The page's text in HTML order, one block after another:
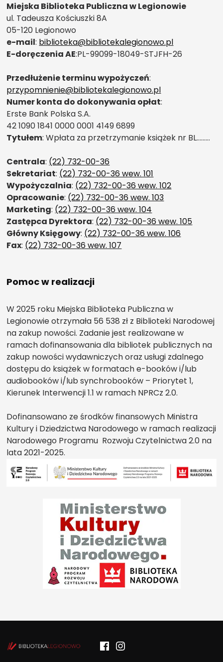
Miejska Biblioteka Publiczna w Legionowie
ul. Tadeusza Kościuszki 8A
05-120 Legionowo
e-mail: biblioteka@bibliotekalegionowo.pl
E-doręczenia AE:PL-99099-18049-STJFH-26
Przedłużenie terminu wypożyczeń:
przypomnienie@bibliotekalegionowo.pl
Numer konta do dokonywania opłat:
Erste Bank Polska S.A.
42 1090 1841 0000 0001 4149 6899
Tytułem: Wpłata za przetrzymanie książek nr BL………
Centrala: (22) 732-00-36
Sekretariat: (22) 732-00-36 wew. 101
Wypożyczalnia: (22) 732-00-36 wew. 102
Opracowanie: (22) 732-00-36 wew. 103
Marketing: (22) 732-00-36 wew. 104
Zastępca Dyrektora: (22) 732-00-36 wew. 105
Główny Księgowy: (22) 732-00-36 wew. 106
Fax: (22) 732-00-36 wew. 107
Pomoc w realizacji
W 2025 roku Miejska Biblioteka Publiczna w
Legionowie otrzymała 56 538 zł z Biblioteki Narodowej
na zakup nowości. Zadanie jest realizowane w
ramach dofinansowania dla bibliotek publicznych na
zakup nowości wydawniczych oraz usługi zdalnego
dostępu do książek w formatach e-booków i/lub
audiobooków i/lub synchrobooków – Priorytet 1,
Kierunek Interwencji 1.1 w ramach NPRCz 2.0.
Dofinansowano ze środków finansowych Ministra
Kultury i Dziedzictwa Narodowego w ramach realizacji
Narodowego Programu Rozwoju Czytelnictwa 2.0 na
lata 2021-2025.
POCZYTALNIA – NOWE MIEJSCE NA
FacebookInstagram